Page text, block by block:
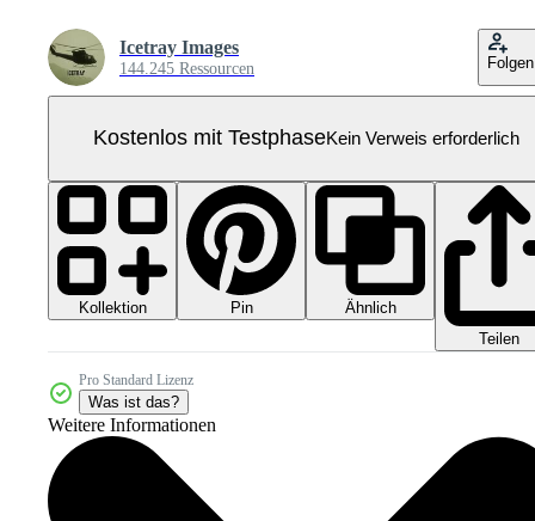
Icetray Images
144.245 Ressourcen Folgen
Kostenlos mit TestphaseKein Verweis erforderlich
Kollektion Pin
Ähnlich
Teilen
Pro Standard Lizenz
Was ist das?
Weitere Informationen